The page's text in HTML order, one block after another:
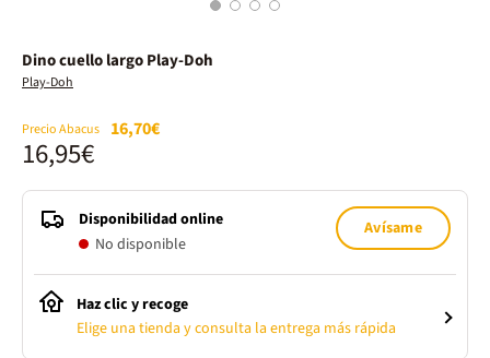
1 2 3 4
Dino cuello largo Play-Doh
Play-Doh
Precio Abacus 16,70€
16,95€
Disponibilidad online
No disponible
Avísame
Haz clic y recoge
Elige una tienda y consulta la entrega más rápida